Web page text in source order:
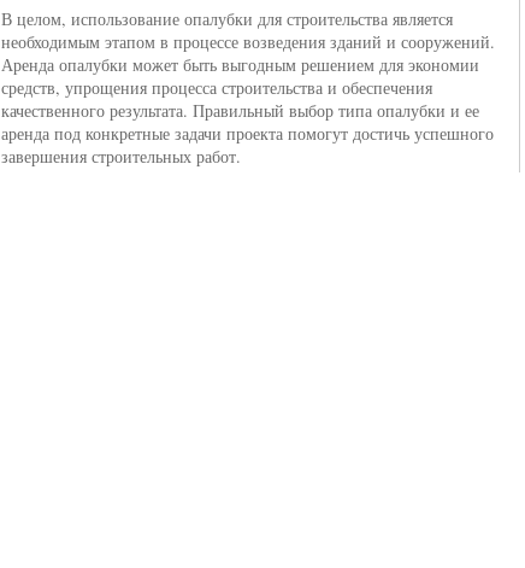
В целом, использование опалубки для строительства является
необходимым этапом в процессе возведения зданий и сооружений.
Аренда опалубки может быть выгодным решением для экономии
средств, упрощения процесса строительства и обеспечения
качественного результата. Правильный выбор типа опалубки и ее
аренда под конкретные задачи проекта помогут достичь успешного
завершения строительных работ.